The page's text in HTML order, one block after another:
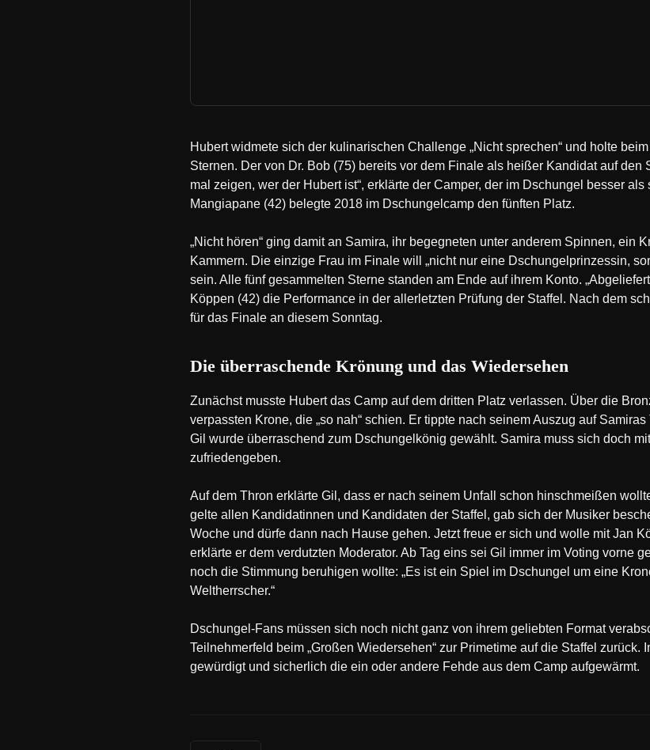
Hubert widmete sich der kulinarischen Challenge „Nicht sprechen“ und holte
Sternen. Der von Dr. Bob (75) bereits vor dem Finale als heißer Kandidat auf den
mal zeigen, wer der Hubert ist“, erklärte der Camper, der im Dschungel besser
Mangiapane (42) belegte 2018 im Dschungelcamp den fünften Platz.
„Nicht hören“ ging damit an Samira, ihr begegneten unter anderem Spinnen, ein
Kammern. Die einzige Frau im Finale will „nicht nur eine Dschungelprinzessin,
sein. Alle fünf gesammelten Sterne standen am Ende auf ihrem Konto.
Köppen (42) die Performance in der allerletzten Prüfung der Staffel. Nach dem
für das Finale an diesem Sonntag.
Die überraschende Krönung und das Wiedersehen
Zunächst musste Hubert das Camp auf dem dritten Platz verlassen. Über die
verpassten Krone, die „so nah“ schien. Er tippte nach seinem Auszug auf
Gil wurde überraschend zum Dschungelkönig gewählt. Samira muss sich doch
zufriedengeben.
Auf dem Thron erklärte Gil, dass er nach seinem Unfall schon hinschmeißen
gelte allen Kandidatinnen und Kandidaten der Staffel, gab sich der Musiker
Woche und dürfe dann nach Hause gehen. Jetzt freue er sich und wolle mit Jan
erklärte er dem verdutzten Moderator. Ab Tag eins sei Gil immer im Voting vorne
noch die Stimmung beruhigen wollte: „Es ist ein Spiel im Dschungel um eine
Weltherrscher.“
Dschungel-Fans müssen sich noch nicht ganz von ihrem geliebten Format
Teilnehmerfeld beim „Großen Wiedersehen“ zur Primetime auf die Staffel
gewürdigt und sicherlich die ein oder andere Fehde aus dem Camp aufgewärmt.